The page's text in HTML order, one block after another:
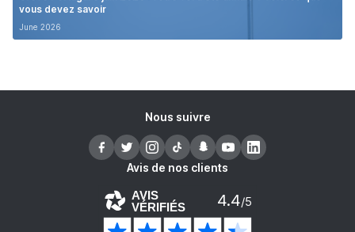
vous devez savoir
June 2026
Nous suivre
Avis de nos clients
AVIS
VÉRIFIÉS 4.4/5